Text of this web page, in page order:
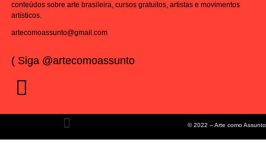
conteúdos sobre arte brasileira, cursos gratuitos, artistas e movimentos
artísticos.
artecomoassunto@gmail.com
( Siga @artecomoassunto
© 2022 – Arte como Assunto